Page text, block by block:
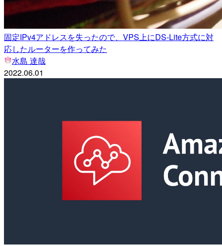
固定IPv4アドレスを失ったので、VPS上にDS-Lite方式に対
応したルーターを作ってみた
水島 達哉
2022.06.01